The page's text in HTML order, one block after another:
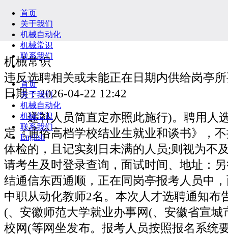
首页
关于我们
机械自动化
机械常识
联系我们
English
首页
关于我们
机械自动化
机械常识
联系我们
English
机械常识
违反选聘相关或未能正在日期内供给岗亭
日期：2026-04-22 12:42
递补人员简直定亦照此施行)。聘用人
定《通俗高档学校结业生就业和谈书》，
体检的，且记实刻日未满的人员;则视为不
请考生及时登录查询，面试时间、地址：
结通信东西通顺，正在同岗亭报考人员中
中职从动化教师2名。本次人才选聘通知布
(、安徽师范大学就业办事网(、安徽省宣城
校网(等网坐发布。报考人员按照报名系统